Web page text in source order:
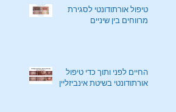
טיפול אורתודונטי לסגירת
מרווחים בין שיניים
החיים לפני ותוך כדי טיפול
אורתודונטי בשיטת אינביזליין